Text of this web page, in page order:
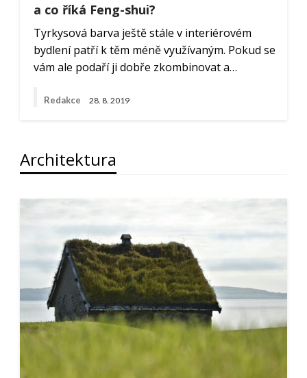
a co říká Feng-shui?
Tyrkysová barva ještě stále v interiérovém
bydlení patří k těm méně využívaným. Pokud se
vám ale podaří ji dobře zkombinovat a…
Redakce 28. 8. 2019
Architektura